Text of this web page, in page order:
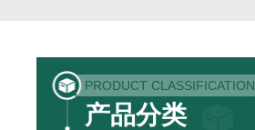
PRODUCT CLASSIFICATION
产品分类